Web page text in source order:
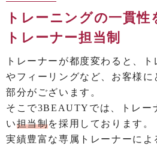
トレーニングの一貫性
トレーナー担当制
トレーナーが都度変わると、
やフィーリングなど、お客様に
部分がございます。
そこで3BEAUTYでは、トレー
い担当制を採用しております。
実績豊富な専属トレーナーによ